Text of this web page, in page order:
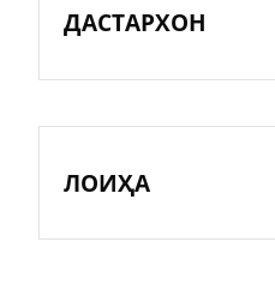
ДАСТАРХОН
ЛОИҲА